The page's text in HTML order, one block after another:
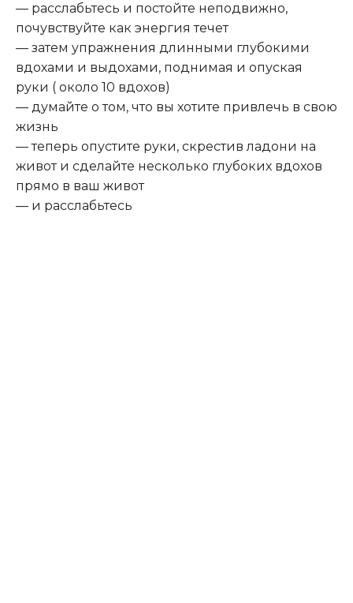
— расслабьтесь и постойте неподвижно,
почувствуйте как энергия течет
— затем упражнения длинными глубокими
вдохами и выдохами, поднимая и опуская
руки ( около 10 вдохов)
— думайте о том, что вы хотите привлечь в свою
жизнь
— теперь опустите руки, скрестив ладони на
живот и сделайте несколько глубоких вдохов
прямо в ваш живот
— и расслабьтесь